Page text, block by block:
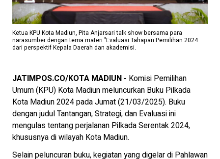
Ketua KPU Kota Madiun, Pita Anjarsari talk show bersama para
narasumber dengan tema materi "Evaluasi Tahapan Pemilihan 2024
dari perspektif Kepala Daerah dan akademisi.
JATIMPOS.CO/KOTA MADIUN - Komisi Pemilihan
Umum (KPU) Kota Madiun meluncurkan Buku Pilkada
Kota Madiun 2024 pada Jumat (21/03/2025). Buku
dengan judul Tantangan, Strategi, dan Evaluasi ini
mengulas tentang perjalanan Pilkada Serentak 2024,
khususnya di wilayah Kota Madiun.
Selain peluncuran buku, kegiatan yang digelar di Pahlawan